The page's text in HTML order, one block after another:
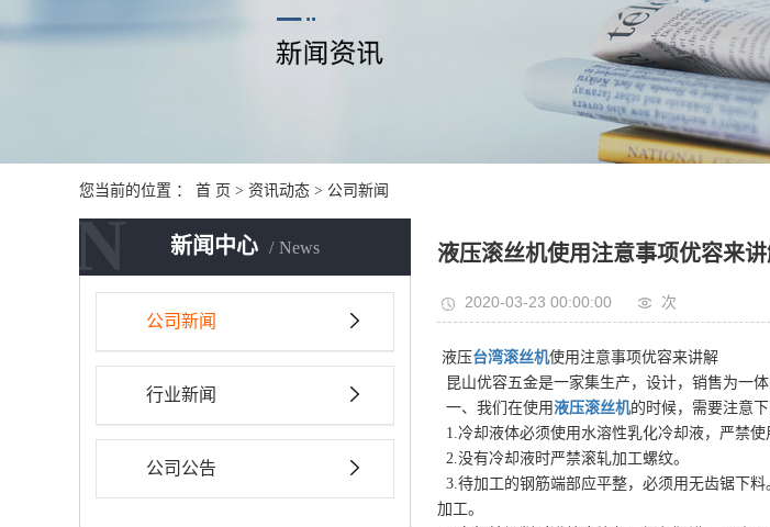
您当前的位置 ： 首 页 > 资讯动态 > 公司新闻
新闻中心 News
N
公司新闻
行业新闻
公司公告
液压滚丝机使用注意事项优容来
2020-03-23 00:00:00 次
液压台湾滚丝机使用注意事项优容来讲解
昆山优容五金是一家集生产，设计，销售为一
一、我们在使用液压滚丝机的时候，需要注意下
1.冷却液体必须使用水溶性乳化冷却液，严禁
2.没有冷却液时严禁滚轧加工螺纹。
3.待加工的钢筋端部应平整，必须用无齿锯下
加工。